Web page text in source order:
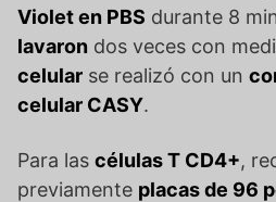
Violet en PBS durante 8
lavaron dos veces con
celular se realizó con un
celular CASY.
Para las células T CD4+,
previamente placas de 96